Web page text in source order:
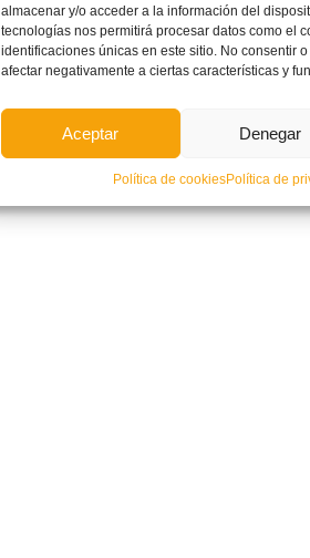
almacenar y/o acceder a la información del
tecnologías nos permitirá procesar datos como el
identificaciones únicas en este sitio. No consentir
afectar negativamente a ciertas características y
Aceptar Denegar
Política de cookiesPolítica de